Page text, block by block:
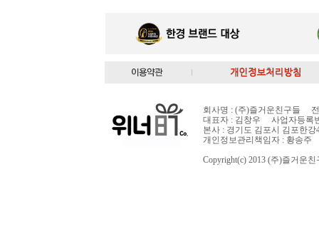
회사명 : (주)즐거운친구들
대표자 : 김창우 사업자등록
본사 : 경기도 김포시 김포한
개인정보관리책임자 : 황송주
Copyright(c) 2013 (주)즐거운친